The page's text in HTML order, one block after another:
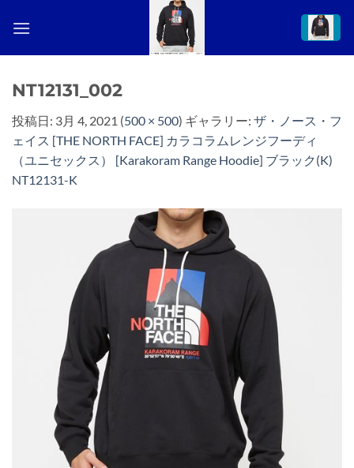
NT12131_002
投稿日: 3月 4, 2021 (500 × 500) ギャラリー: ザ・ノース・フ
ェイス [THE NORTH FACE] カラコラムレンジフーディ
（ユニセックス） [Karakoram Range Hoodie] ブラック(K)
NT12131-K